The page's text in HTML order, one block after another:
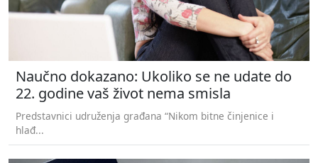
Naučno dokazano: Ukoliko se ne udate do
22. godine vaš život nema smisla
Predstavnici udruženja građana “Nikom bitne činjenice i
hlađ...